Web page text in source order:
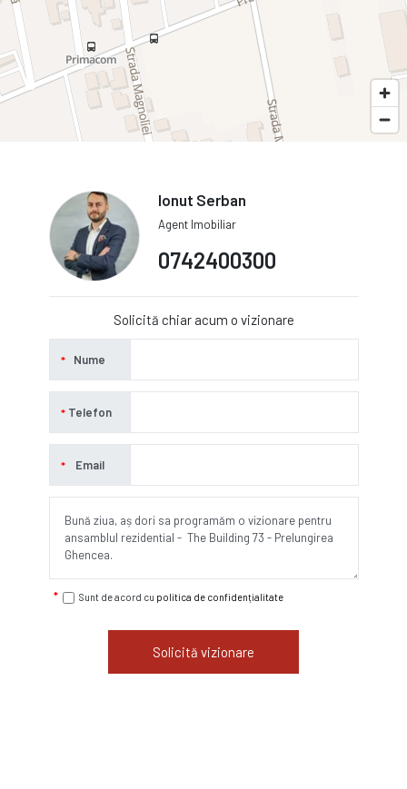
Ionut Serban
Agent Imobiliar
0742400300
Solicită chiar acum o vizionare
Nume
Telefon
Email
Sunt de acord cu politica de confidențialitate
Solicită vizionare